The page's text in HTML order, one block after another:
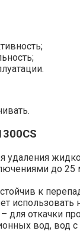
удаления
до 25
к
использовать
для откачки
вод, вод